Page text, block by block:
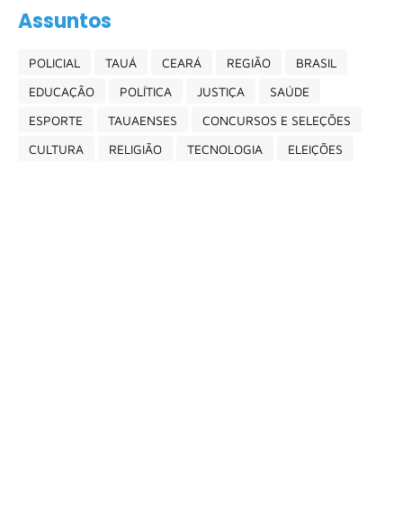
Assuntos
POLICIAL TAUÁ CEARÁ REGIÃO
BRASIL
EDUCAÇÃO
POLÍTICA JUSTIÇA
SAÚDE
ESPORTE
TAUAENSES
CONCURSOS E SELEÇÕES
CULTURA
RELIGIÃO TECNOLOGIA ELEIÇÕES